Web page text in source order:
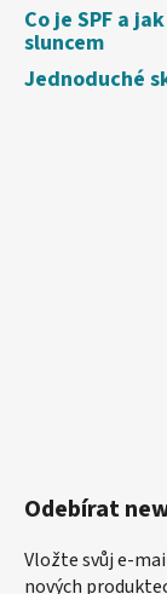
Co je SPF a
sluncem
Jednoduché
Odebírat
Vložte svůj e-
nových